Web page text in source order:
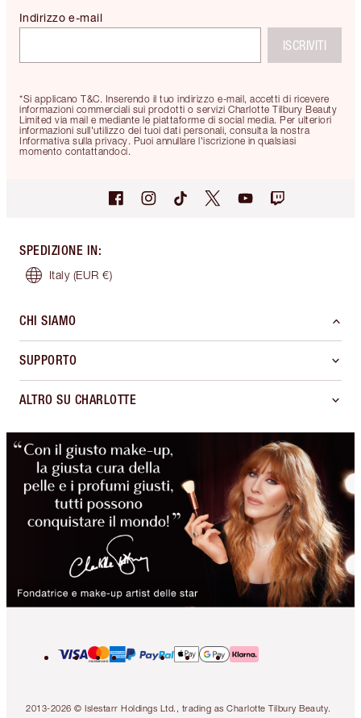
*Si applicano T&C. Inserendo il tuo indirizzo e-mail, accetti di ricevere
informazioni commerciali sui prodotti o servizi Charlotte Tilbury Beauty
Limited via mail e mediante le piattaforme di social media. Per ulteriori
informazioni sull'utilizzo dei tuoi dati personali, consulta la nostra
Informativa sulla privacy. Puoi annullare l'iscrizione in qualsiasi
momento contattandoci.
Indirizzo e-mail
ISCRIVITI
SPEDIZIONE IN :
Italy (EUR €)
CHI SIAMO
SUPPORTO
ALTRO SU CHARLOTTE
2013-2026 © Islestarr Holdings Ltd., trading as Charlotte Tilbury Beauty.